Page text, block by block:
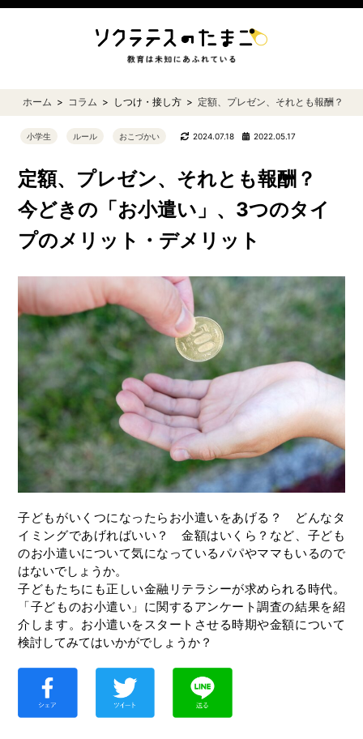
ホーム コラム しつけ・接し方 定額、プレゼン、それとも報酬？
小学生 ルール おこづかい 2024.07.18 2022.05.17
定額、プレゼン、それとも報酬？
今どきの「お小遣い」、3つのタイ
プのメリット・デメリット
子どもがいくつになったらお小遣いをあげる？ どんなタ
イミングであげればいい？ 金額はいくら？など、子ども
のお小遣いについて気になっているパパやママもいるので
はないでしょうか。
子どもたちにも正しい金融リテラシーが求められる時代。
「子どものお小遣い」に関するアンケート調査の結果を紹
介します。お小遣いをスタートさせる時期や金額について
検討してみてはいかがでしょうか？